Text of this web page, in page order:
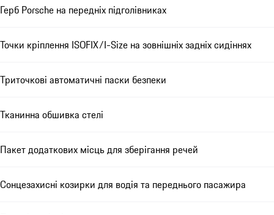
Герб Porsche на передніх підголівниках
Точки кріплення ISOFIX/I-Size на зовнішніх задніх сидіннях
Триточкові автоматичні паски безпеки
Тканинна обшивка стелі
Пакет додаткових місць для зберігання речей
Сонцезахисні козирки для водія та переднього пасажира